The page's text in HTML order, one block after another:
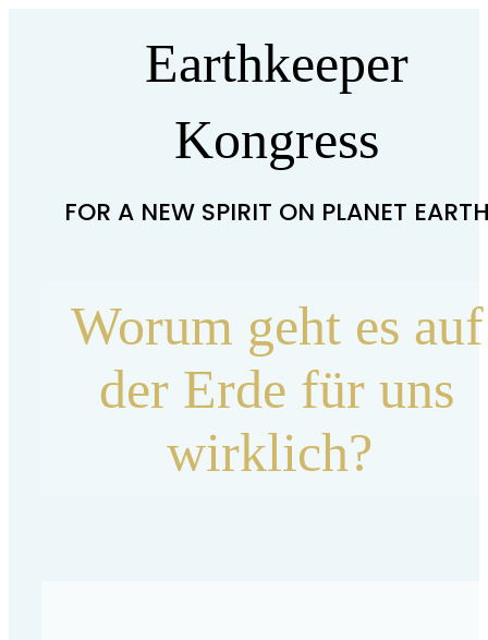
Earthkeeper
Kongress
FOR A NEW SPIRIT ON PLANET
Worum geht es auf
der Erde für uns
wirklich?